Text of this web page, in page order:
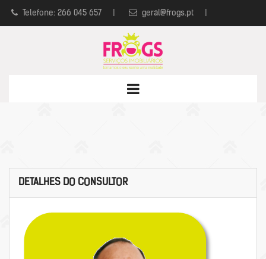
Telefone: 266 045 657 geral@frogs.pt
Política de Privacidade | Livro de Reclamações
DETALHES DO CONSULTOR